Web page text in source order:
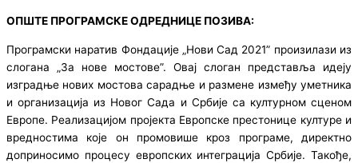
ОПШТЕ ПРОГРАМСКЕ ОДРЕДНИЦЕ ПОЗИВА:
Програмски наратив Фондације „Нови Сад 2021” произилази из
слогана „За нове мостове”. Овај слоган представља идеју
изградње нових мостова сарадње и размене између уметника
и организација из Новог Сада и Србије са културном сценом
Европе. Реализацијом пројекта Европске престонице културе и
вредностима које он промовише кроз програме, директно
доприносимо процесу европских интеграција Србије. Такође,